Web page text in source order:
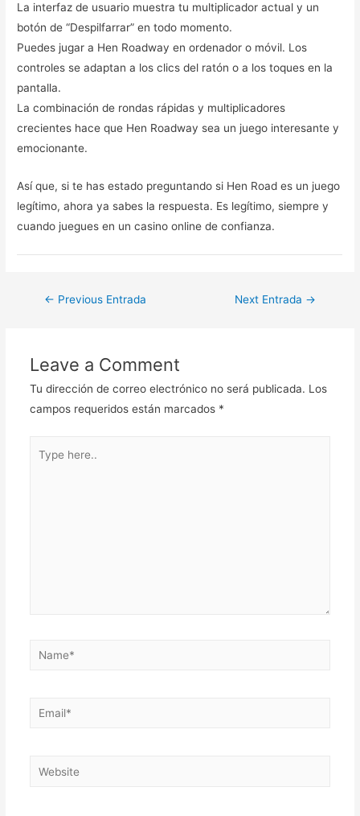
La interfaz de usuario muestra tu multiplicador actual y un
botón de “Despilfarrar” en todo momento.
Puedes jugar a Hen Roadway en ordenador o móvil. Los
controles se adaptan a los clics del ratón o a los toques en la
pantalla.
La combinación de rondas rápidas y multiplicadores
crecientes hace que Hen Roadway sea un juego interesante y
emocionante.
Así que, si te has estado preguntando si Hen Road es un juego
legítimo, ahora ya sabes la respuesta. Es legítimo, siempre y
cuando juegues en un casino online de confianza.
Navegación
entradas
← Previous Entrada Next Entrada →
Leave a Comment
Tu dirección de correo electrónico no será publicada. Los
campos requeridos están marcados *
here..
Name*
Email*
Website